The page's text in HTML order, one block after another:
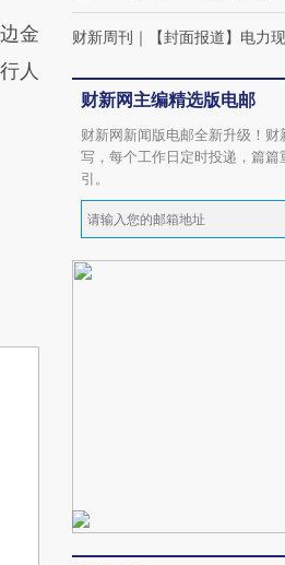
金
人
财新周刊 ｜ 【封面报道】电力
财新网主编精选版电邮
财新网新闻版电邮全新升级！财
写，每个工作日定时投递，篇篇
引。